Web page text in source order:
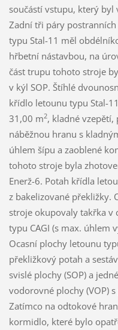
součástí vstupu, který
Zadní tři páry
typu Stal-11 měl
hřbetní nástavbou, na
část trupu tohoto stroje
v kýl SOP. Štíhlé
křídlo letounu typu Stal-
31,00 m2, kladné
náběžnou hranu s
úhlem šípu a zaoblené
tohoto stroje byla
Enerž-6. Potah křídla
z bakelizované
stroje okupovaly takřka v
typu CAGI (s max. úhlem
Ocasní plochy letounu
překližkový potah a
svislé plochy (SOP) a
vodorovné plochy (VOP)
Zatímco na odtokové
kormidlo, které bylo